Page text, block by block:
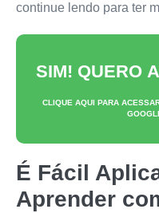
continue lendo para ter
SIM! QUERO
CLIQUE AQUI PARA
É Fácil
Aprender